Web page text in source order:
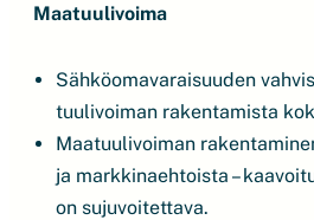
Maatuulivoima
Sähköomavaraisuuden
tuulivoiman rakentamista
Maatuulivoiman
ja markkinaehtoista –
on sujuvoitettava.